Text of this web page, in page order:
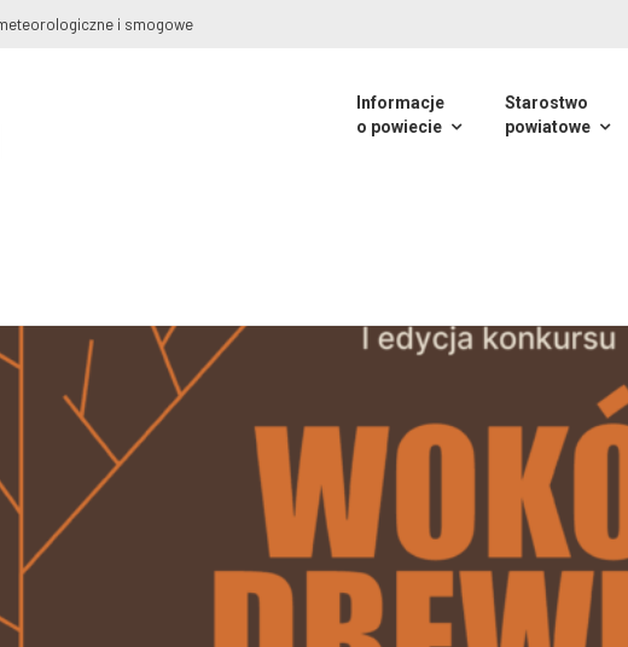
i smogowe
Informacje
o powiecie
Starostwo
powiatowe